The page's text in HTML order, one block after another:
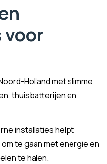
voor
Holland met slimme
thuisbatterijen en
installaties helpt
te gaan met energie en
te halen.